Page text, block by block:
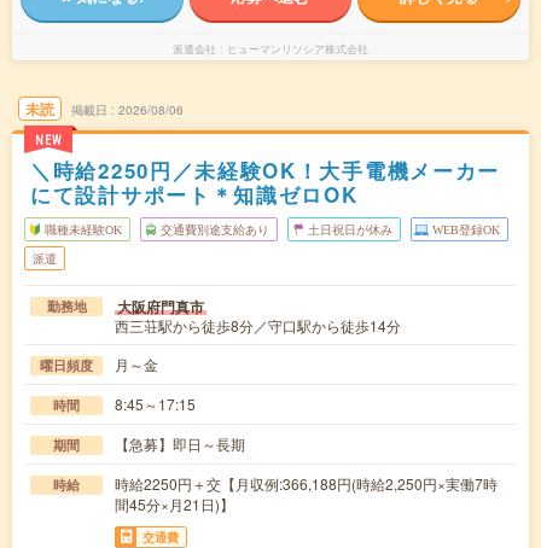
派遣会社 ヒューマンリソシア株式会社
未読
NEW
掲載日 2026/08/06
＼時給2250円／未経験OK！大手電機メーカー
にて設計サポート＊知識ゼロOK
職種未経験OK 交通費別途支給あり 土日祝日が休み WEB登録OK
派遣
勤務地 大阪府門真市
西三荘駅から徒歩8分／守口駅から徒歩14分
曜日頻度 月～金
時間 8:45～17:15
期間 【急募】即日～長期
時給
時給2250円＋交【月収例:366,188円(時給2,250円×実働7時
間45分×月21日)】
交通費